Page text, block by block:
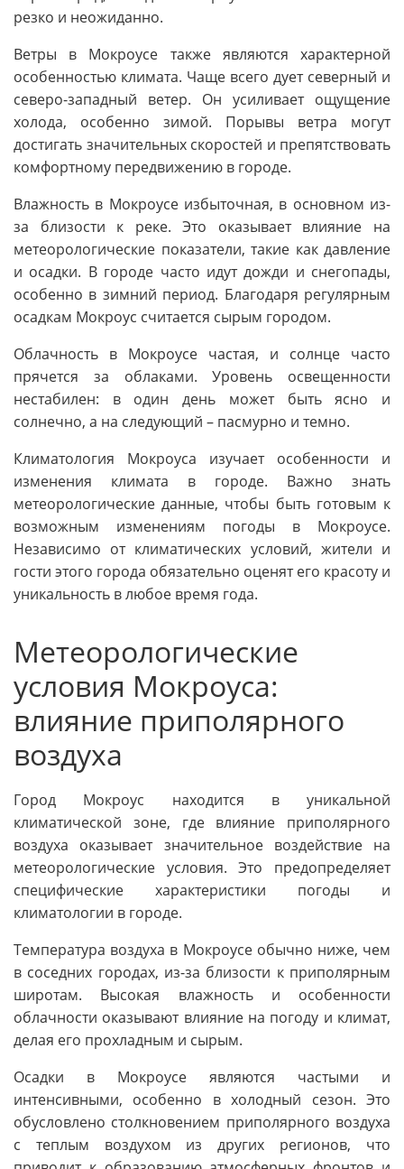
резко и неожиданно.
Ветры в Мокроусе также являются характерной
особенностью климата. Чаще всего дует северный и
северо-западный ветер. Он усиливает ощущение
холода, особенно зимой. Порывы ветра могут
достигать значительных скоростей и препятствовать
комфортному передвижению в городе.
Влажность в Мокроусе избыточная, в основном из-
за близости к реке. Это оказывает влияние на
метеорологические показатели, такие как давление
и осадки. В городе часто идут дожди и снегопады,
особенно в зимний период. Благодаря регулярным
осадкам Мокроус считается сырым городом.
Облачность в Мокроусе частая, и солнце часто
прячется за облаками. Уровень освещенности
нестабилен: в один день может быть ясно и
солнечно, а на следующий – пасмурно и темно.
Климатология Мокроуса изучает особенности и
изменения климата в городе. Важно знать
метеорологические данные, чтобы быть готовым к
возможным изменениям погоды в Мокроусе.
Независимо от климатических условий, жители и
гости этого города обязательно оценят его красоту и
уникальность в любое время года.
Метеорологические
условия Мокроуса:
влияние приполярного
воздуха
Город Мокроус находится в уникальной
климатической зоне, где влияние приполярного
воздуха оказывает значительное воздействие на
метеорологические условия. Это предопределяет
специфические характеристики погоды и
климатологии в городе.
Температура воздуха в Мокроусе обычно ниже, чем
в соседних городах, из-за близости к приполярным
широтам. Высокая влажность и особенности
облачности оказывают влияние на погоду и климат,
делая его прохладным и сырым.
Осадки в Мокроусе являются частыми и
интенсивными, особенно в холодный сезон. Это
обусловлено столкновением приполярного воздуха
с теплым воздухом из других регионов, что